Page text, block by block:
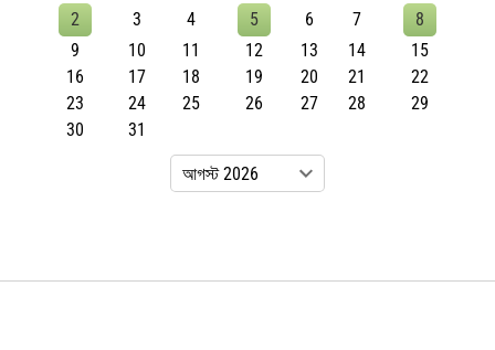
2
3 4 5 6 7
8
9
10 11 12 13 14
15
16
17 18 19 20 21
22
23
24 25 26 27 28
29
30
31